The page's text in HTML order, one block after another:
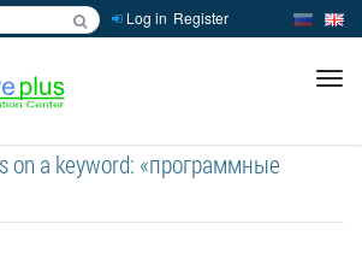
Log in Register
on a keyword: «программные